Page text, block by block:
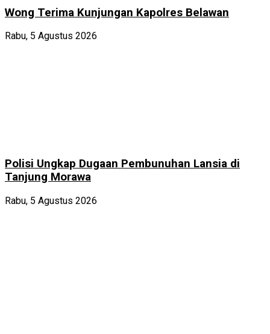
Wong Terima Kunjungan Kapolres Belawan
Rabu, 5 Agustus 2026
Polisi Ungkap Dugaan Pembunuhan Lansia di
Tanjung Morawa
Rabu, 5 Agustus 2026